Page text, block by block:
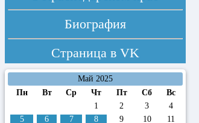
Биография
Страница в VK
Май 2025
Пн
Вт Ср Чт Пт Сб
Вс
1
2 3
4
5
6 7 8 9 10 11